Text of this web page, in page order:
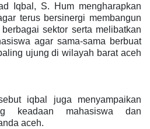
Iqbal, S. Hum mengharapkan
terus bersinergi membangun
sektor serta melibatkan
agar sama-sama berbuat
ujung di wilayah barat aceh
iqbal juga menyampaikan
keadaan mahasiswa dan
aceh.